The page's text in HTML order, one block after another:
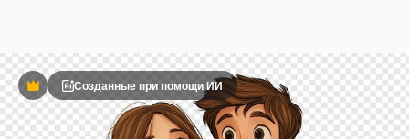
ПремиумСозданные при помощи ИИ